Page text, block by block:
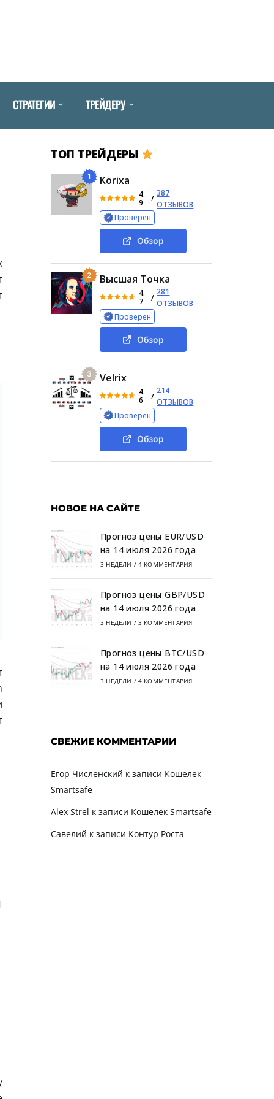
СТРАТЕГИИ ТРЕЙДЕРУ
ТОП ТРЕЙДЕРЫ
1 Korixa
4.
9
/
387
ОТЗЫВОВ
Проверен
Обзор
2 Высшая Точка
4.
7
/
281
ОТЗЫВОВ
Проверен
Обзор
3 Velrix
4.
6
/
214
ОТЗЫВОВ
Проверен
Обзор
НОВОЕ НА САЙТЕ
Прогноз цены EUR/USD
на 14 июля 2026 года
3 НЕДЕЛИ / 4 КОММЕНТАРИЯ
Прогноз цены GBP/USD
на 14 июля 2026 года
3 НЕДЕЛИ / 3 КОММЕНТАРИЯ
Прогноз цены BTC/USD
на 14 июля 2026 года
3 НЕДЕЛИ / 4 КОММЕНТАРИЯ
СВЕЖИЕ КОММЕНТАРИИ
Егор Численский к записи Кошелек
Smartsafe
Alex Strel к записи Кошелек Smartsafe
Савелий к записи Контур Роста